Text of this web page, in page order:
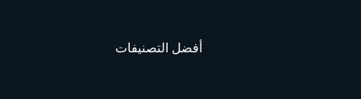
أفضل التصنيفات